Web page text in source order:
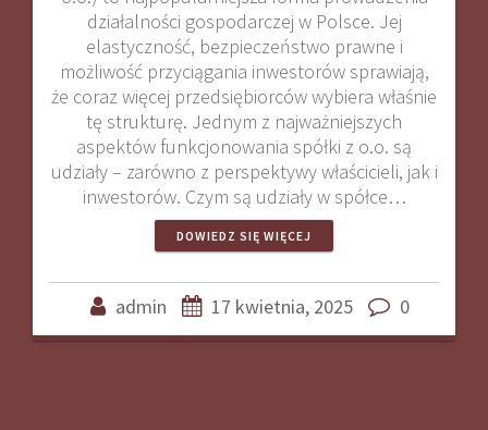
działalności gospodarczej w Polsce. Jej
elastyczność, bezpieczeństwo prawne i
możliwość przyciągania inwestorów sprawiają,
że coraz więcej przedsiębiorców wybiera właśnie
tę strukturę. Jednym z najważniejszych
aspektów funkcjonowania spółki z o.o. są
udziały – zarówno z perspektywy właścicieli, jak i
inwestorów. Czym są udziały w spółce…
DOWIEDZ SIĘ WIĘCEJ
admin 17 kwietnia, 2025 0